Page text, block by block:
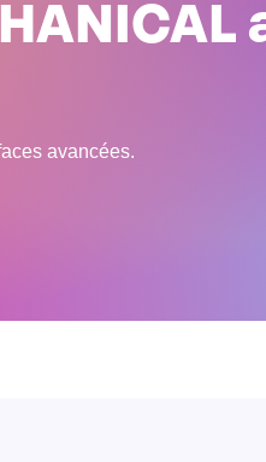
avancées.